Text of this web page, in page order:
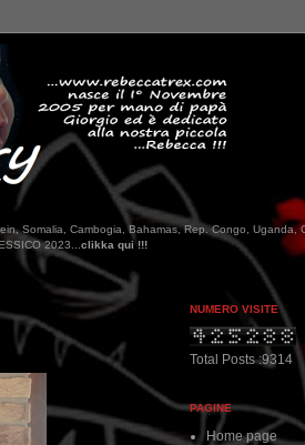
Somalia, Cambogia, Bahamas, Rep. Congo, Uganda,
NUMERO VISITE
Total Posts :9314
PAGINE
Home page